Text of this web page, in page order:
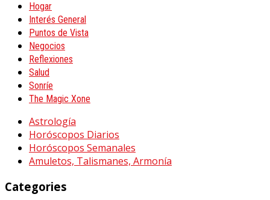
Hogar
Interés General
Puntos de Vista
Negocios
Reflexiones
Salud
Sonríe
The Magic Xone
Astrología
Horóscopos Diarios
Horóscopos Semanales
Amuletos, Talismanes, Armonía
Categories